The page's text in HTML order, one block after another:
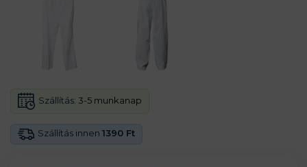
Szállítás innen 1390 Ft
Szállítás: 3-5 munkanap